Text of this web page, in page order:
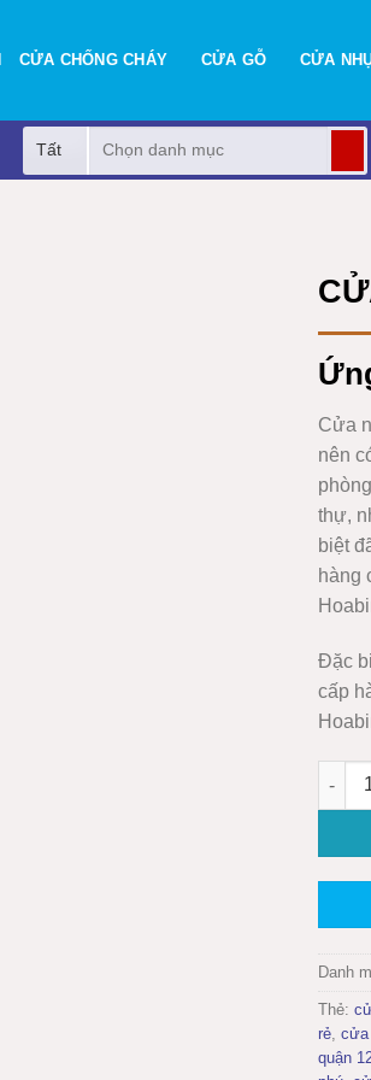
CỬA CHỐNG CHÁY CỬA GỖ CỬA
kiếm:
Cửa
nên
thự,
biệt
hàng
Đặc
cấp
CỬA
Danh
Thẻ:
rẻ ,cửa
quận